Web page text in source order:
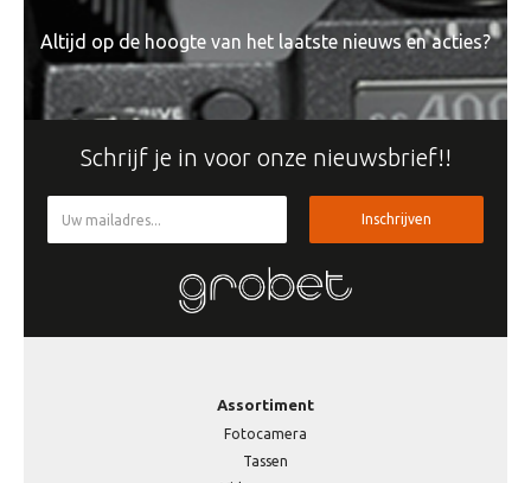
Altijd op de hoogte van het laatste nieuws en acties?
Schrijf je in voor onze nieuwsbrief!!
Inschrijven
Assortiment
Fotocamera
Tassen